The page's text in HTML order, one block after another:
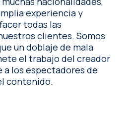
experiencia y
todas las
clientes. Somos
un doblaje de mala
el trabajo del creador
a los espectadores de
contenido.